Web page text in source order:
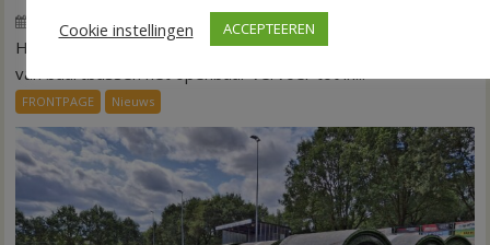
6 augustus 2026 Wim de Jonge Reacties uitgeschakeld
alle
kernen
Hardenberg
HARDENBERG – Eind volgend jaar moet een extra systeem
van buurtbussen het openbaar vervoer tot in...
FRONTPAGE Nieuws
Cookie instellingen
ACCEPTEEREN